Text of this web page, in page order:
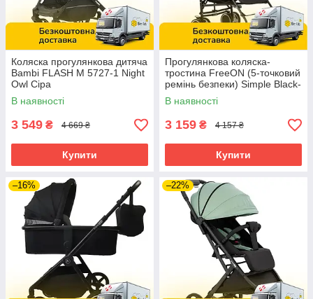
Коляска прогулянкова дитяча
Bambi FLASH M 5727-1 Night
Owl Сіра
В наявності
3 549 ₴ 4 669 ₴
Купити
Прогулянкова коляска-
тростина FreeON (5-точковий
ремінь безпеки) Simple Black-
Blue 8556 Чорно-блакитна
В наявності
3 159 ₴ 4 157 ₴
Купити
–16% –22%